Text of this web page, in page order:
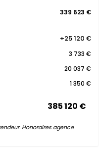
339 623 €
+25 120 €
3 733 €
20 037 €
1 350 €
385 120 €
Honoraires agence